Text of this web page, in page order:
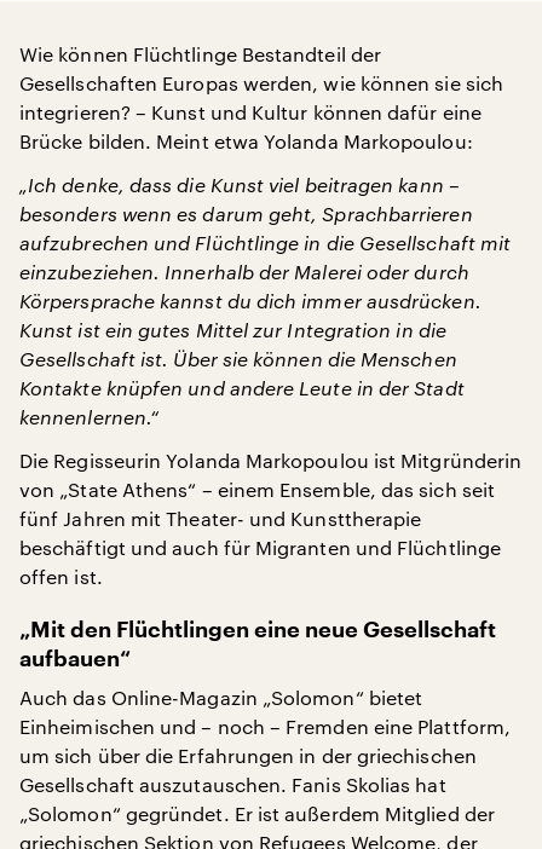
Wie können Flüchtlinge Bestandteil der
Gesellschaften Europas werden, wie können sie sich
integrieren? – Kunst und Kultur können dafür eine
Brücke bilden. Meint etwa Yolanda Markopoulou:
„Ich denke, dass die Kunst viel beitragen kann –
besonders wenn es darum geht, Sprachbarrieren
aufzubrechen und Flüchtlinge in die Gesellschaft mit
einzubeziehen. Innerhalb der Malerei oder durch
Körpersprache kannst du dich immer ausdrücken.
Kunst ist ein gutes Mittel zur Integration in die
Gesellschaft ist. Über sie können die Menschen
Kontakte knüpfen und andere Leute in der Stadt
kennenlernen.“
Die Regisseurin Yolanda Markopoulou ist Mitgründerin
von „State Athens“ – einem Ensemble, das sich seit
fünf Jahren mit Theater- und Kunsttherapie
beschäftigt und auch für Migranten und Flüchtlinge
offen ist.
„Mit den Flüchtlingen eine neue Gesellschaft
aufbauen“
Auch das Online-Magazin „Solomon“ bietet
Einheimischen und – noch – Fremden eine Plattform,
um sich über die Erfahrungen in der griechischen
Gesellschaft auszutauschen. Fanis Skolias hat
„Solomon“ gegründet. Er ist außerdem Mitglied der
griechischen Sektion von Refugees Welcome, der